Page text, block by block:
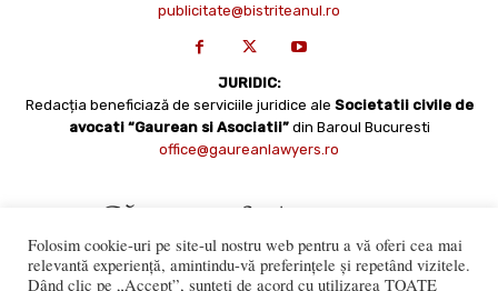
publicitate@bistriteanul.ro
JURIDIC:
Redacția beneficiază de serviciile juridice ale Societatii civile de
avocati “Gaurean si Asociatii” din Baroul Bucuresti
office@gaureanlawyers.ro
Folosim cookie-uri pe site-ul nostru web pentru a vă oferi cea mai
relevantă experiență, amintindu-vă preferințele și repetând vizitele.
Dând clic pe „Accept”, sunteți de acord cu utilizarea TOATE